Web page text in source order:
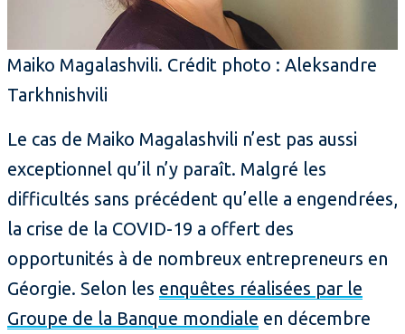
Maiko Magalashvili. Crédit photo : Aleksandre
Tarkhnishvili
Le cas de Maiko Magalashvili n’est pas aussi
exceptionnel qu’il n’y paraît. Malgré les
difficultés sans précédent qu’elle a engendrées,
la crise de la COVID-19 a offert des
opportunités à de nombreux entrepreneurs en
Géorgie. Selon les enquêtes réalisées par le
Groupe de la Banque mondiale en décembre